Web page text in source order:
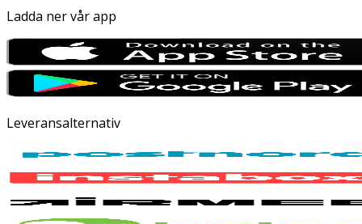
Ladda ner vår app
Leveransalternativ